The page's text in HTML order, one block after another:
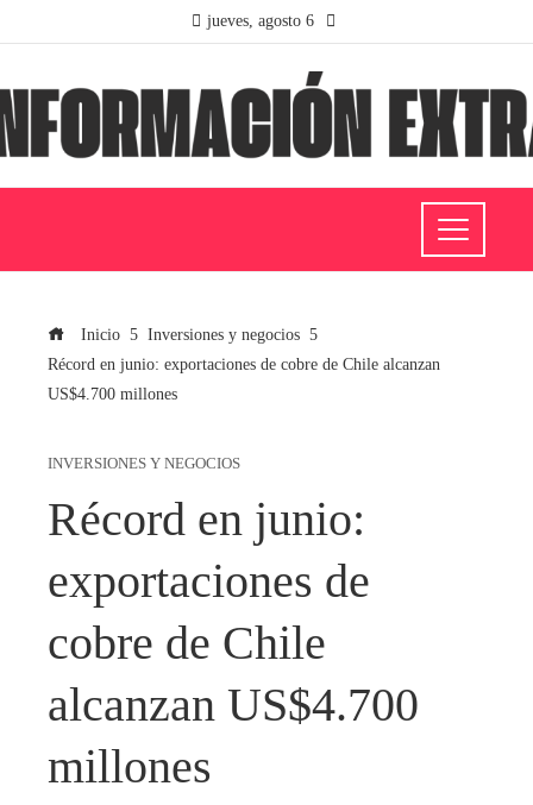
jueves, agosto 6
Inicio
Inversiones y negocios
Récord en junio: exportaciones de cobre de Chile alcanzan
US$4.700 millones
INVERSIONES Y NEGOCIOS
Récord en junio:
exportaciones de
cobre de Chile
alcanzan US$4.700
millones